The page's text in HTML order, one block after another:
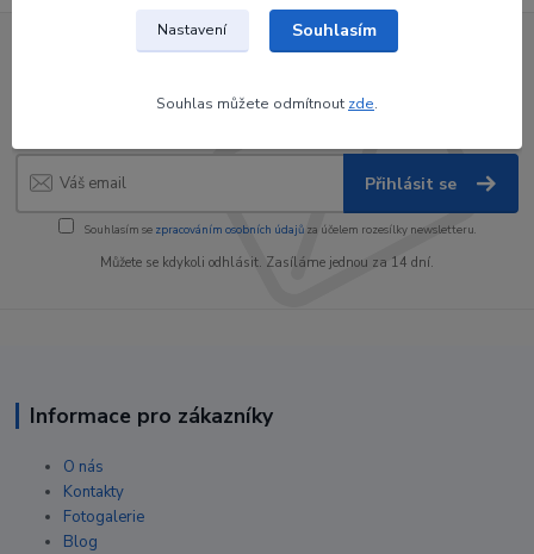
slevy!
Přihlásit se
Souhlasím se zpracováním osobních údajůza účelem rozesílky newsletteru.
Můžete se kdykoli odhlásit. Zasíláme jednou za 14 dní.
Informace pro zákazníky
O nás
Kontakty
Fotogalerie
Blog
Nastavení Souhlasím
Souhlas můžete odmítnout zde.